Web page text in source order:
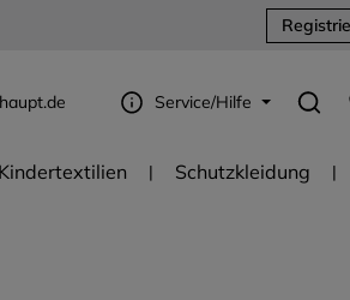
Service/Hilfe
Kindertextilien Schutzkleidung